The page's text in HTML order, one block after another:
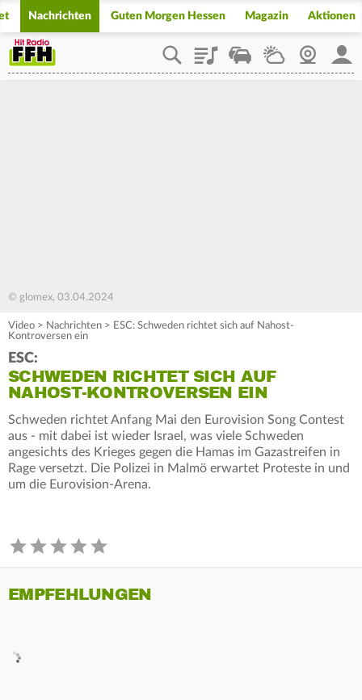
Nachrichten Guten Morgen Hessen Magazin Aktionen
PlaylistStaupilotWetterWebcam
© glomex, 03.04.2024
Video > Nachrichten > ESC: Schweden richtet sich auf Nahost-
Kontroversen ein
ESC:
SCHWEDEN RICHTET SICH AUF
NAHOST-KONTROVERSEN EIN
Schweden richtet Anfang Mai den Eurovision Song Contest
aus - mit dabei ist wieder Israel, was viele Schweden
angesichts des Krieges gegen die Hamas im Gazastreifen in
Rage versetzt. Die Polizei in Malmö erwartet Proteste in und
um die Eurovision-Arena.
EMPFEHLUNGEN